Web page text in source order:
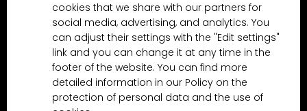
Why shop at MN-Modelar.com
4.9/5(10481x) 4.5/5 (189x)
cookies that we share with our partners for
social media, advertising, and analytics. You
can adjust their settings with the "Edit settings"
link and you can change it at any time in the
footer of the website. You can find more
detailed information in our Policy on the
protection of personal data and the use of